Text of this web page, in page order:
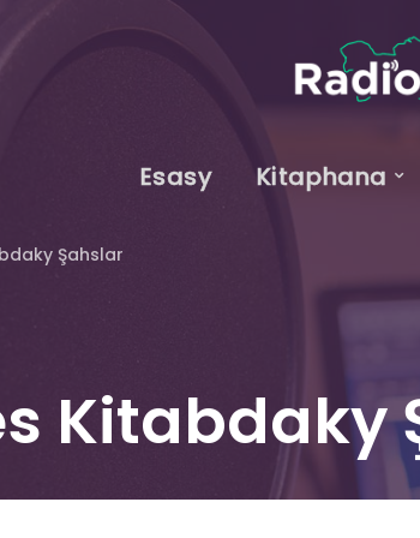
Esasy Kitaphana
Şahslar
Kitabdaky